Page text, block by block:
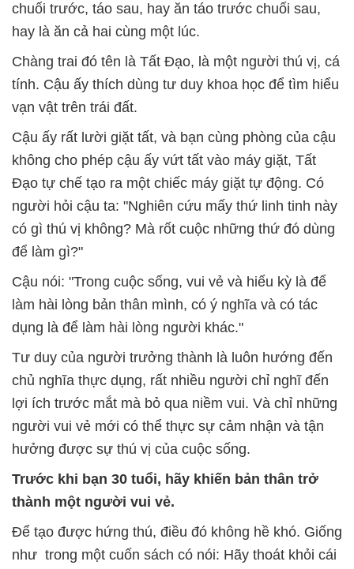
chuối trước, táo sau, hay ăn táo trước chuối sau,
hay là ăn cả hai cùng một lúc.
Chàng trai đó tên là Tất Đạo, là một người thú vị, cá
tính. Cậu ấy thích dùng tư duy khoa học để tìm hiểu
vạn vật trên trái đất.
Cậu ấy rất lười giặt tất, và bạn cùng phòng của cậu
không cho phép cậu ấy vứt tất vào máy giặt, Tất
Đạo tự chế tạo ra một chiếc máy giặt tự động. Có
người hỏi cậu ta: "Nghiên cứu mấy thứ linh tinh này
có gì thú vị không? Mà rốt cuộc những thứ đó dùng
để làm gì?"
Cậu nói: "Trong cuộc sống, vui vẻ và hiếu kỳ là để
làm hài lòng bản thân mình, có ý nghĩa và có tác
dụng là để làm hài lòng người khác."
Tư duy của người trưởng thành là luôn hướng đến
chủ nghĩa thực dụng, rất nhiều người chỉ nghĩ đến
lợi ích trước mắt mà bỏ qua niềm vui. Và chỉ những
người vui vẻ mới có thể thực sự cảm nhận và tận
hưởng được sự thú vị của cuộc sống.
Trước khi bạn 30 tuổi, hãy khiến bản thân trở
thành một người vui vẻ.
Để tạo được hứng thú, điều đó không hề khó. Giống
như trong một cuốn sách có nói: Hãy thoát khỏi cái